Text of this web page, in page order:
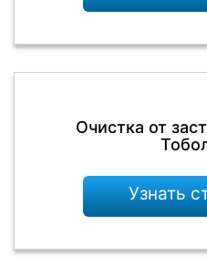
Очистка от
Узнать